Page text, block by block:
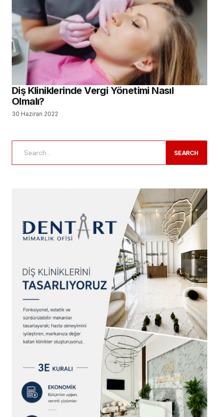
Diş Kliniklerinde Vergi Yönetimi Nasıl
Olmalı?
30 Haziran 2022
SEARCH